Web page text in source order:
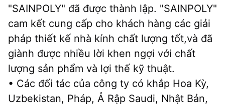
"SAINPOLY" đã được thành lập. "SAINPOLY"
cam kết cung cấp cho khách hàng các giải
pháp thiết kế nhà kính chất lượng tốt,và đã
giành được nhiều lời khen ngợi với chất
lượng sản phẩm và lợi thế kỹ thuật.
• Các đối tác của công ty có khắp Hoa Kỳ,
Uzbekistan, Pháp, Ả Rập Saudi, Nhật Bản,